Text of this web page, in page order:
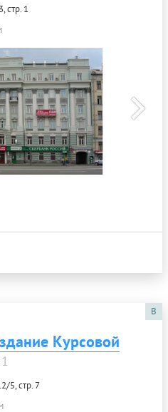
стр. 1
B
Курсовой
5, стр. 7